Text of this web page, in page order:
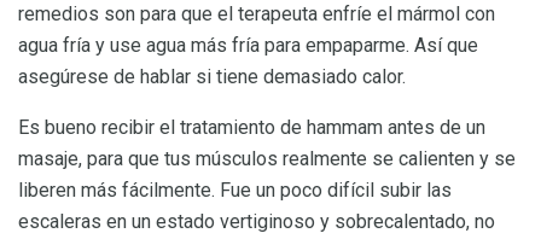
remedios son para que el terapeuta enfríe el mármol con
agua fría y use agua más fría para empaparme. Así que
asegúrese de hablar si tiene demasiado calor.
Es bueno recibir el tratamiento de hammam antes de un
masaje, para que tus músculos realmente se calienten y se
liberen más fácilmente. Fue un poco difícil subir las
escaleras en un estado vertiginoso y sobrecalentado, no